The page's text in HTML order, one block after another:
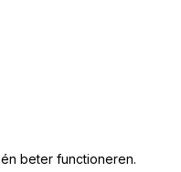
beter functioneren.